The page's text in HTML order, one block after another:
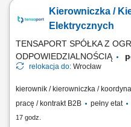
rozwijanie długoterminowych
handlowymi, realizacja
Kierowniczka /
Elektrycznych
TENSAPORT SPÓŁKA Z
ODPOWIEDZIALNOŚCIĄ
relokacja do: Wrocław
kierownik / kierowniczka /
pracę / kontrakt B2B
pełny etat
17 godz.